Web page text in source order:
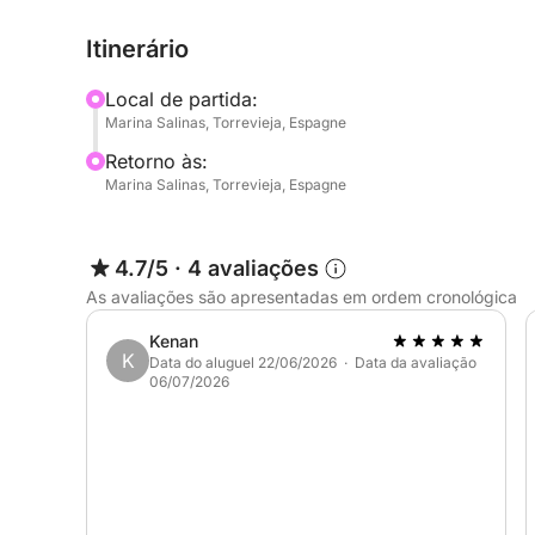
em busca de relaxamento ou aventura.
O barco está equipado com todas as
tornar sua viagem o mais confortável possível.
amigos, esta escapadela de meio dia promete
Itinerário
Local de partida:
Marina Salinas, Torrevieja, Espagne
Retorno às:
Marina Salinas, Torrevieja, Espagne
4.7/5 · 4 avaliações
As avaliações são apresentadas em ordem cronológica
K
Kenan
Data do aluguel 22/06/2026 · Data da avaliação
06/07/2026